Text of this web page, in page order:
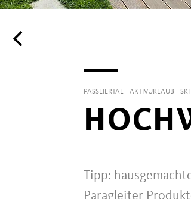
PASSEIERTAL AKTIVURLAUB
Tipp:
Paragleiter